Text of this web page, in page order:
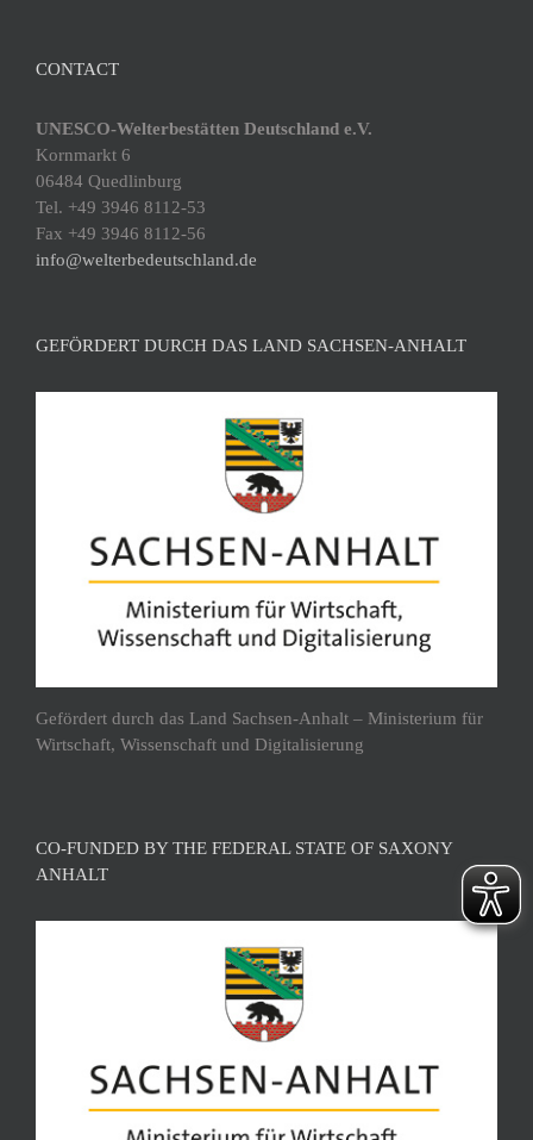
CONTACT
UNESCO-Welterbestätten Deutschland e.V.
Kornmarkt 6
06484 Quedlinburg
Tel. +49 3946 8112-53
Fax +49 3946 8112-56
info@welterbedeutschland.de
GEFÖRDERT DURCH DAS LAND SACHSEN-ANHALT
Gefördert durch das Land Sachsen-Anhalt – Ministerium für
Wirtschaft, Wissenschaft und Digitalisierung
CO-FUNDED BY THE FEDERAL STATE OF SAXONY
ANHALT